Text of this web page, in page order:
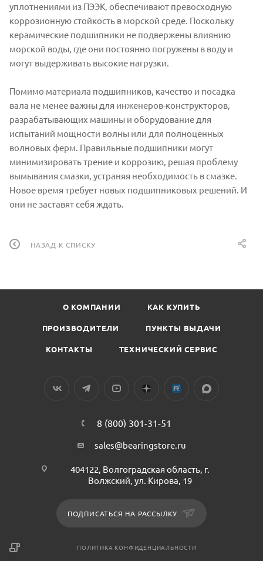
уплотнениями из ПЭЭК, обеспечивают превосходную
коррозионную стойкость в морской среде. Поскольку
керамические подшипники не подвержены влиянию
морской воды, где они постоянно погружены в воду и
могут выдерживать высокие нагрузки.
Помимо материала подшипников, качество и посадка
вала не менее важны для инженеров-конструкторов,
разрабатывающих машины и оборудование для
испытаний мощности волны или для полноценных
волновых ферм. Правильные подшипники могут
минимизировать трение и коррозию, решая проблему
вымывания смазки, устраняя необходимость в смазке.
Новое время требует новых подшипниковых решений. И
они не заставят себя ждать.
НАЗАД К СПИСКУ
О КОМПАНИИ КАК КУПИТЬ
ПРОИЗВОДИТЕЛИ ПУНКТЫ ВЫДАЧИ
КОНТАКТЫ ТЕХНИЧЕСКИЙ СЕРВИС
8 (800) 301-31-51
sales@bearingstore.ru
404122, Волгоградская область, г.
Волжский, ул. Кирова, 19
ПОДПИСАТЬСЯ НА РАССЫЛКУ
ПОЛИТИКА КОНФИДЕНЦИАЛЬНОСТИ